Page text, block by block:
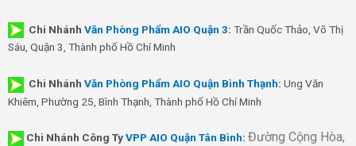
Chi Nhánh Văn Phòng Phẩm AIO Quận 3: Trần Quốc Thảo, Võ Thị
Sáu, Quận 3, Thành phố Hồ Chí Minh
Chi Nhánh Văn Phòng Phẩm AIO Quận Bình Thạnh: Ung Văn
Khiêm, Phường 25, Bình Thạnh, Thành phố Hồ Chí Minh
Chi Nhánh Công TyVPP AIO Quận Tân Bình: Đường Cộng Hòa,